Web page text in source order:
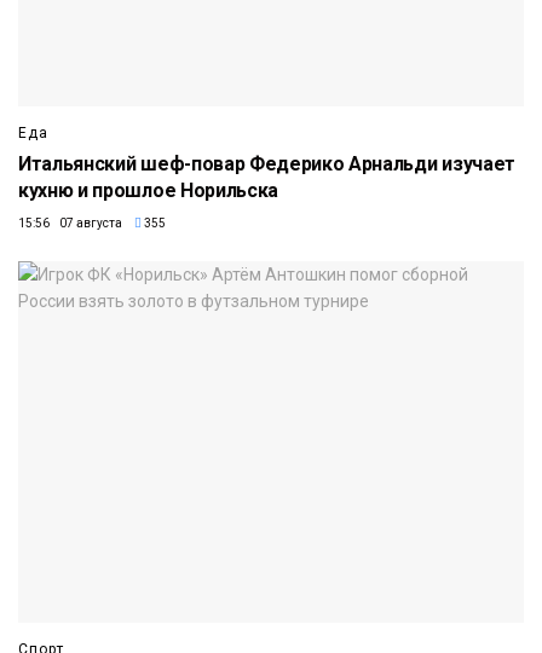
Еда
Итальянский шеф-повар Федерико Арнальди изучает
кухню и прошлое Норильска
15:56 07 августа 355
Спорт